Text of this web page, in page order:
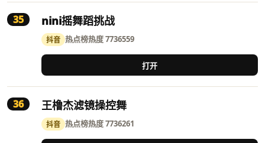
35 nini摇舞蹈挑战
抖音 热点榜热度 7736559
打开
36 王橹杰滤镜操控舞
抖音 热点榜热度 7736261